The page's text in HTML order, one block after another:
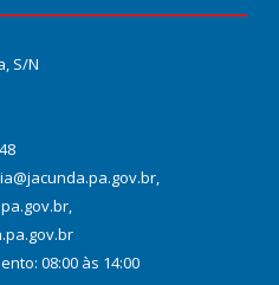
S/N
08:00 às 14:00